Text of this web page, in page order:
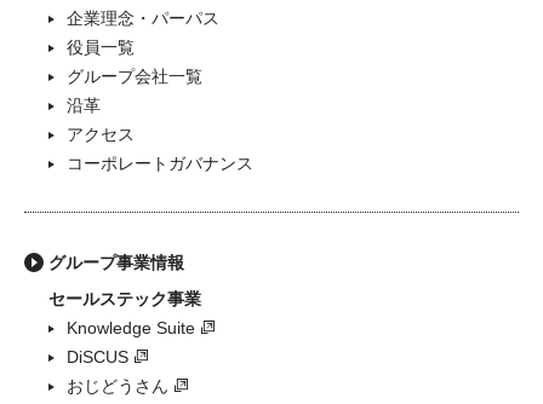
企業理念・パーパス
役員一覧
グループ会社一覧
沿革
アクセス
コーポレートガバナンス
グループ事業情報
セールステック事業
Knowledge Suite
DiSCUS
おじどうさん